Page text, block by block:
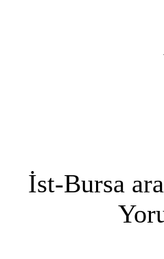
İst-Bursa